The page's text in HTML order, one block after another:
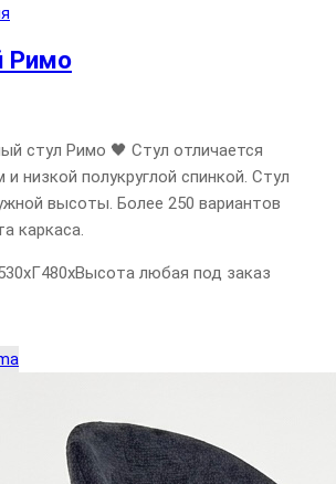
Римо
стул Римо 🖤 Стул отличается
низкой полукруглой спинкой. Стул
высоты. Более 250 вариантов
каркаса.
любая под заказ